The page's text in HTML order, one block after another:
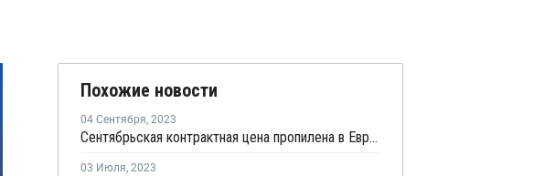
Похожие новости
04 Сентября, 2023
Сентябрьская контрактная цена пропилена в Европе выросла на EUR60 за тонну
03 Июля, 2023